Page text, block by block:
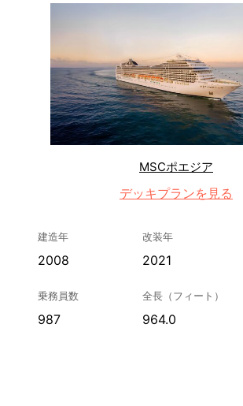
MSCポエジア
デッキプランを見る
建造年
2008
改装年
2021
乗務員数
987
全長（フィート）
964.0